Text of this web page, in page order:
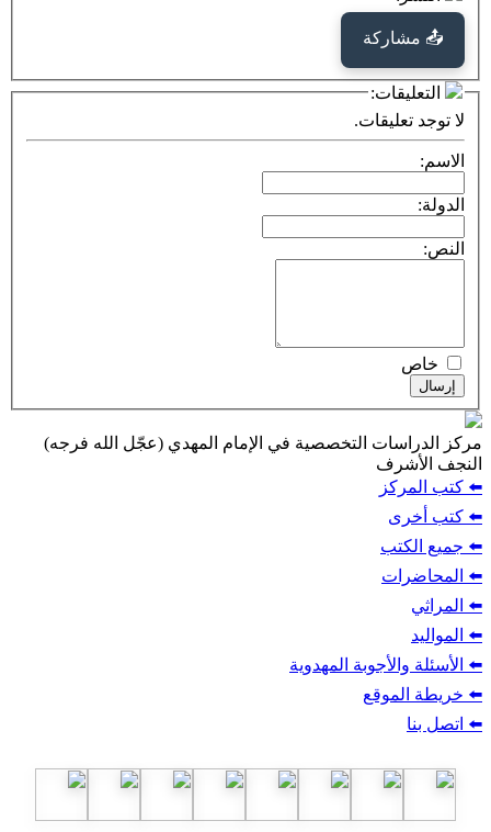
التخصصية في الإمام المهدي (عجّل الله فرجه)
المهدوية